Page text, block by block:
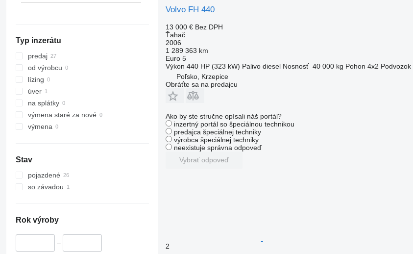
FM 450
FM 460
FM 480
FM 500
Typ inzerátu
predaj
od výrobcu
lízing
úver
na splátky
výmena staré za nové
výmena
Stav
pojazdené
so závadou
Rok výroby
–
Volvo FH 440
13 000 € Bez DPH
Ťahač
2006
1 289 363 km
Euro 5
Výkon 440 HP (323 kW) Palivo diesel Nosnosť 40 000 kg Pohon 4x2 Podvozok
Poľsko, Krzepice
Obráťte sa na predajcu
Ako by ste stručne opísali náš portál?
inzertný portál so špeciálnou technikou
predajca špeciálnej techniky
výrobca špeciálnej techniky
neexistuje správna odpoveď
Vybrať odpoveď
2